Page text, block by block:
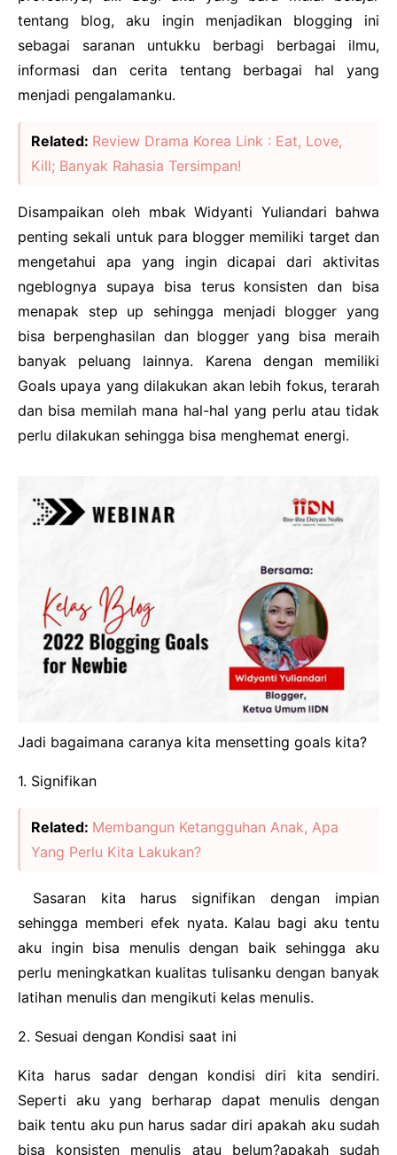
tentang blog, aku ingin menjadikan blogging ini
sebagai saranan untukku berbagi berbagai ilmu,
informasi dan cerita tentang berbagai hal yang
menjadi pengalamanku.
Related: Review Drama Korea Link : Eat, Love,
Kill; Banyak Rahasia Tersimpan!
Disampaikan oleh mbak Widyanti Yuliandari bahwa
penting sekali untuk para blogger memiliki target dan
mengetahui apa yang ingin dicapai dari aktivitas
ngeblognya supaya bisa terus konsisten dan bisa
menapak step up sehingga menjadi blogger yang
bisa berpenghasilan dan blogger yang bisa meraih
banyak peluang lainnya. Karena dengan memiliki
Goals upaya yang dilakukan akan lebih fokus, terarah
dan bisa memilah mana hal-hal yang perlu atau tidak
perlu dilakukan sehingga bisa menghemat energi.
Jadi bagaimana caranya kita mensetting goals kita?
1. Signifikan
Related: Membangun Ketangguhan Anak, Apa
Yang Perlu Kita Lakukan?
Sasaran kita harus signifikan dengan impian
sehingga memberi efek nyata. Kalau bagi aku tentu
aku ingin bisa menulis dengan baik sehingga aku
perlu meningkatkan kualitas tulisanku dengan banyak
latihan menulis dan mengikuti kelas menulis.
2. Sesuai dengan Kondisi saat ini
Kita harus sadar dengan kondisi diri kita sendiri.
Seperti aku yang berharap dapat menulis dengan
baik tentu aku pun harus sadar diri apakah aku sudah
bisa konsisten menulis atau belum?apakah sudah